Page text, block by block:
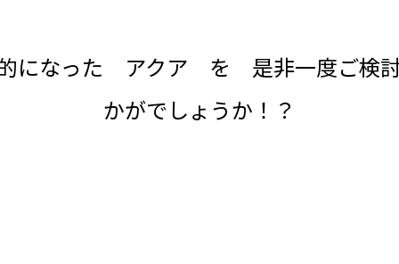
になった アクア を 是非一度ご検討
かがでしょうか！？